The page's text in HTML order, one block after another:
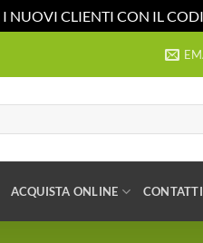
NUOVI CLIENTI CON IL
ACQUISTA ONLINE CONTATTI